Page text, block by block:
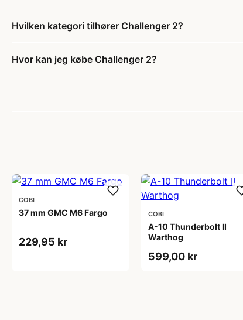
Hvilken kategori tilhører Challenger 2?
Hvor kan jeg købe Challenger 2?
COBI
37 mm GMC M6 Fargo
229,95 kr
COBI
A-10 Thunderbolt II
Warthog
599,00 kr